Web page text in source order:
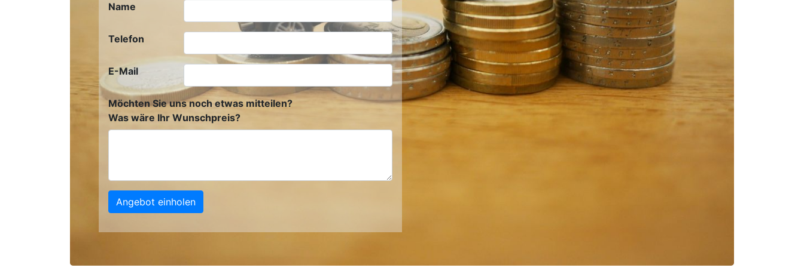
Name
Telefon
E-Mail
Möchten Sie uns noch etwas mitteilen?
Was wäre Ihr Wunschpreis?
Angebot einholen